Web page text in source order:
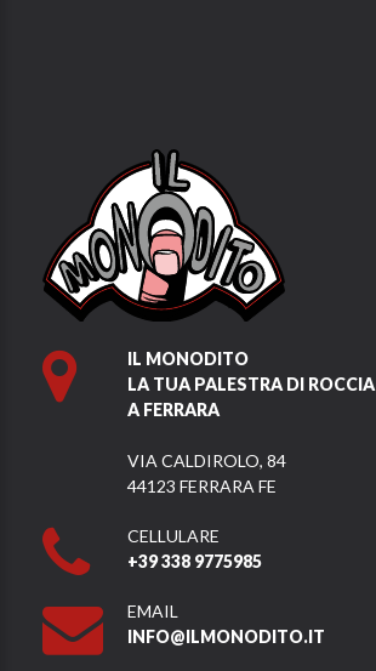
IL MONODITO
LA TUA PALESTRA DI ROCCIA
A FERRARA
VIA CALDIROLO, 84
44123 FERRARA FE
CELLULARE
+39 338 9775985
EMAIL
INFO@ILMONODITO.IT